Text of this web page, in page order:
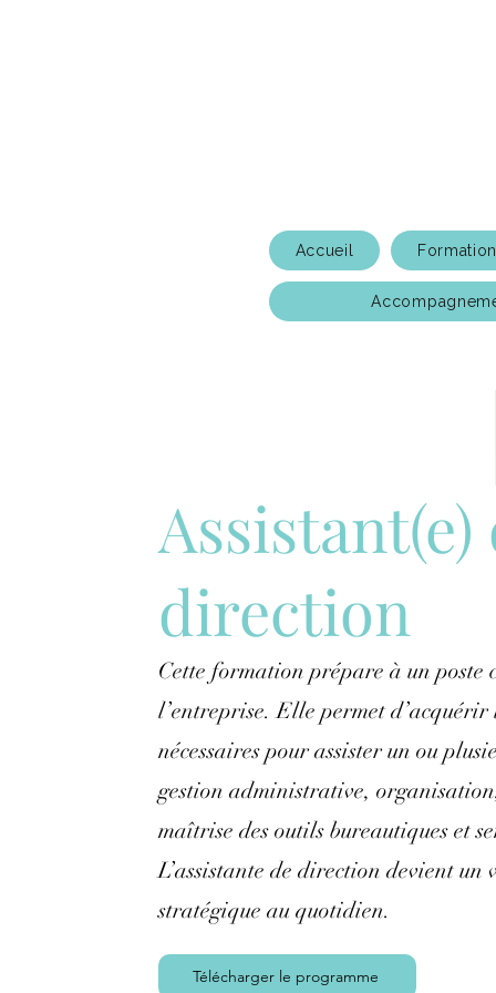
Accueil
Assistant(e)
direction
Cette formation prépare à un poste
l’entreprise. Elle permet d’acquérir
nécessaires pour assister un ou
gestion administrative,
maîtrise des outils bureautiques et
L’assistante de direction devient un
stratégique au quotidien.
Télécharger le programme